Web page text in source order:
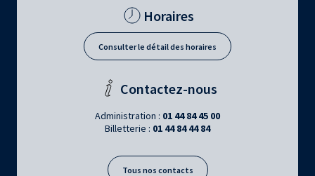
Horaires
Consulter le détail des horaires
Contactez-nous
Administration : 01 44 84 45 00
Billetterie : 01 44 84 44 84
Tous nos contacts